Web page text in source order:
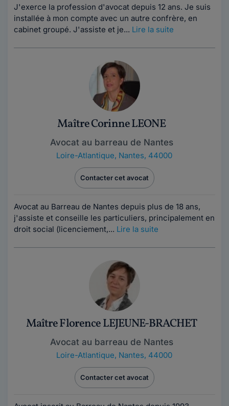
J'exerce la profession d'avocat depuis 12 ans. Je suis
installée à mon compte avec un autre confrère, en
cabinet groupé. J'assiste et je... Lire la suite
Maître Corinne LEONE
Avocat au barreau de Nantes
Loire-Atlantique, Nantes, 44000
Contacter cet avocat
Avocat au Barreau de Nantes depuis plus de 18 ans,
j'assiste et conseille les particuliers, principalement en
droit social (licenciement,... Lire la suite
Maître Florence LEJEUNE-BRACHET
Avocat au barreau de Nantes
Loire-Atlantique, Nantes, 44000
Contacter cet avocat